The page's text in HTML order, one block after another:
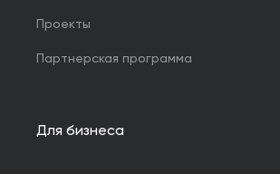
Проекты
Партнерская программа
Для бизнеса